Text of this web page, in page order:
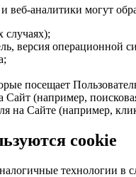
веб-аналитики могут
случаях);
версия операционной
посещает
Сайт (например,
на Сайте (например,
cookie
технологии в